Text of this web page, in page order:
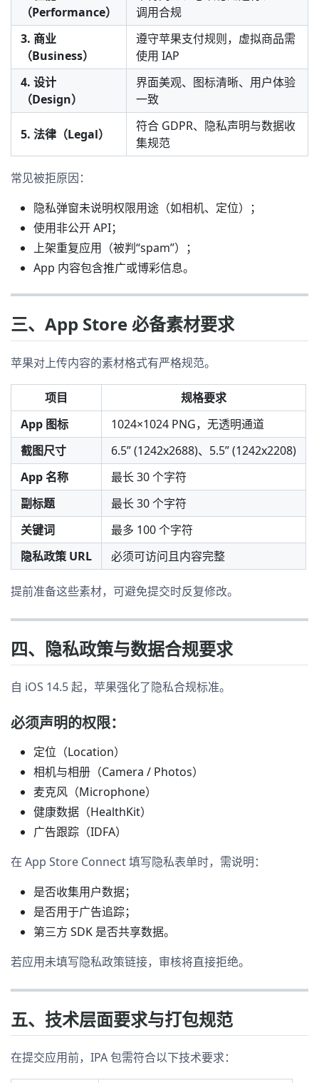
（Performance）
调用合规
3. 商业
（Business）
遵守苹果支付规则，虚拟商品需
使用 IAP
4. 设计
（Design）
界面美观、图标清晰、用户体验
一致
5. 法律（Legal）
符合 GDPR、隐私声明与数据收
集规范
常见被拒原因：
隐私弹窗未说明权限用途（如相机、定位）；
使用非公开 API；
上架重复应用（被判“spam”）；
App 内容包含推广或博彩信息。
三、App Store 必备素材要求
苹果对上传内容的素材格式有严格规范。
项目
规格要求
App 图标
1024×1024 PNG，无透明通道
截图尺寸
6.5” (1242x2688)、5.5” (1242x2208)
App 名称
最长 30 个字符
副标题
最长 30 个字符
关键词
最多 100 个字符
隐私政策 URL
必须可访问且内容完整
提前准备这些素材，可避免提交时反复修改。
四、隐私政策与数据合规要求
自 iOS 14.5 起，苹果强化了隐私合规标准。
必须声明的权限：
定位（Location）
相机与相册（Camera / Photos）
麦克风（Microphone）
健康数据（HealthKit）
广告跟踪（IDFA）
在 App Store Connect 填写隐私表单时，需说明：
是否收集用户数据；
是否用于广告追踪；
第三方 SDK 是否共享数据。
若应用未填写隐私政策链接，审核将直接拒绝。
五、技术层面要求与打包规范
在提交应用前，IPA 包需符合以下技术要求：